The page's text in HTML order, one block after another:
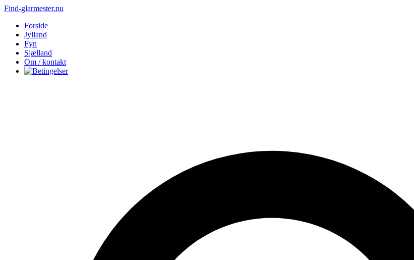
Find-glarmester.nu
Forside
Jylland
Fyn
Sjælland
Om / kontakt